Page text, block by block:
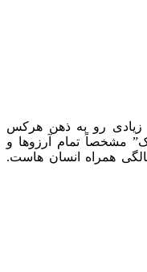
زیادی رو به ذهن هرکس
مشخصاً تمام آرزوها و